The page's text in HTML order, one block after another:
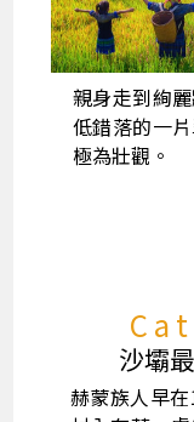
親身走到絢
低錯落的一
極為壯觀。
沙壩
赫蒙族人早